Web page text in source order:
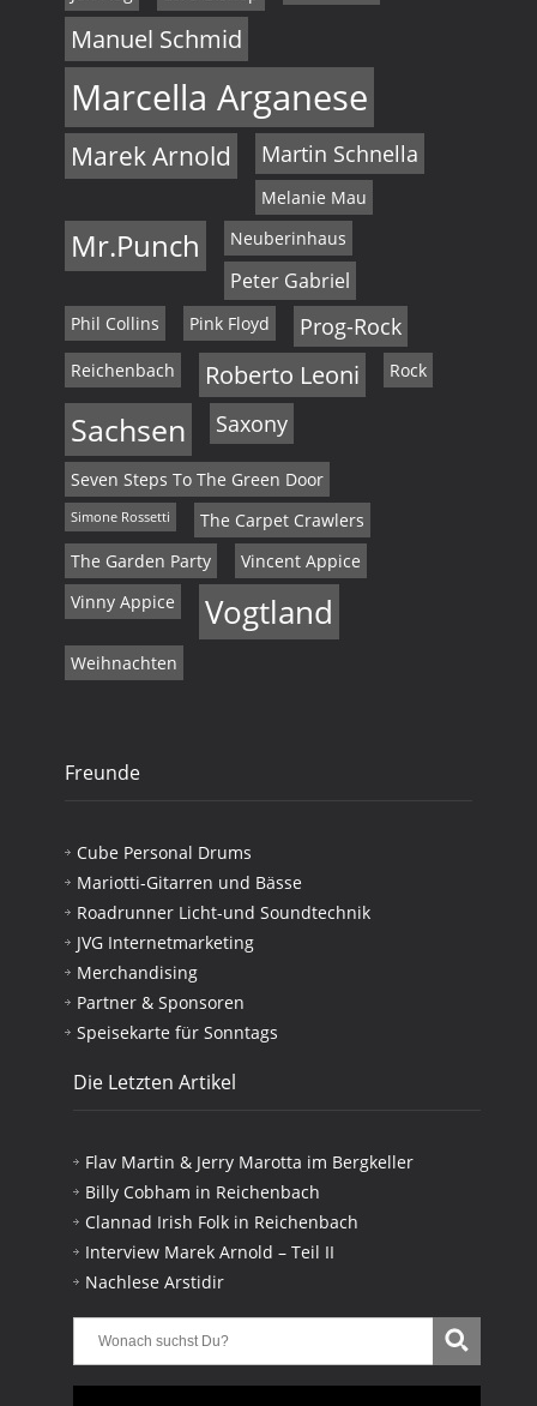
Manuel Schmid
Marcella Arganese
Marek Arnold Martin Schnella
Melanie Mau
Mr.Punch Neuberinhaus
Peter Gabriel
Phil Collins Pink Floyd Prog-Rock
Reichenbach Roberto Leoni Rock
Sachsen Saxony
Seven Steps To The Green Door
Simone Rossetti
The Carpet Crawlers
The Garden Party
Vincent Appice
Vinny Appice
Vogtland
Weihnachten
Freunde
Cube Personal Drums
Mariotti-Gitarren und Bässe
Roadrunner Licht-und Soundtechnik
JVG Internetmarketing
Merchandising
Partner & Sponsoren
Speisekarte für Sonntags
Die Letzten Artikel
Flav Martin & Jerry Marotta im Bergkeller
Billy Cobham in Reichenbach
Clannad Irish Folk in Reichenbach
Interview Marek Arnold – Teil II
Nachlese Arstidir